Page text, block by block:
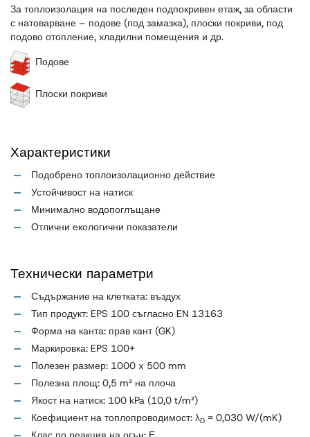
За топлоизолация на последен подпокривен етаж, за области
с натоварване – подове (под замазка), плоски покриви, под
подово отопление, хладилни помещения и др.
Подове
Плоски покриви
Характеристики
Подобрено топлоизолационно действие
Устойчивост на натиск
Минимално водопоглъщанe
Отлични екологични показатели
Технически параметри
Съдържание на клетката: въздух
Тип продукт: EPS 100 съгласно EN 13163
Форма на канта: прав кант (GK)
Маркировка: EPS 100+
Полезен размер: 1000 x 500 mm
Полезна площ: 0,5 m² на плоча
Якост на натиск: 100 kPa (10,0 t/m²)
Коефициент на топлопроводимост: λD = 0,030 W/(mK)